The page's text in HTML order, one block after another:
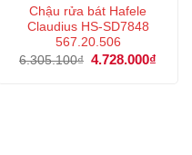
Chậu rửa bát Hafele
Claudius HS-SD7848
567.20.506
6.305.100₫ Giá
4.728.000₫